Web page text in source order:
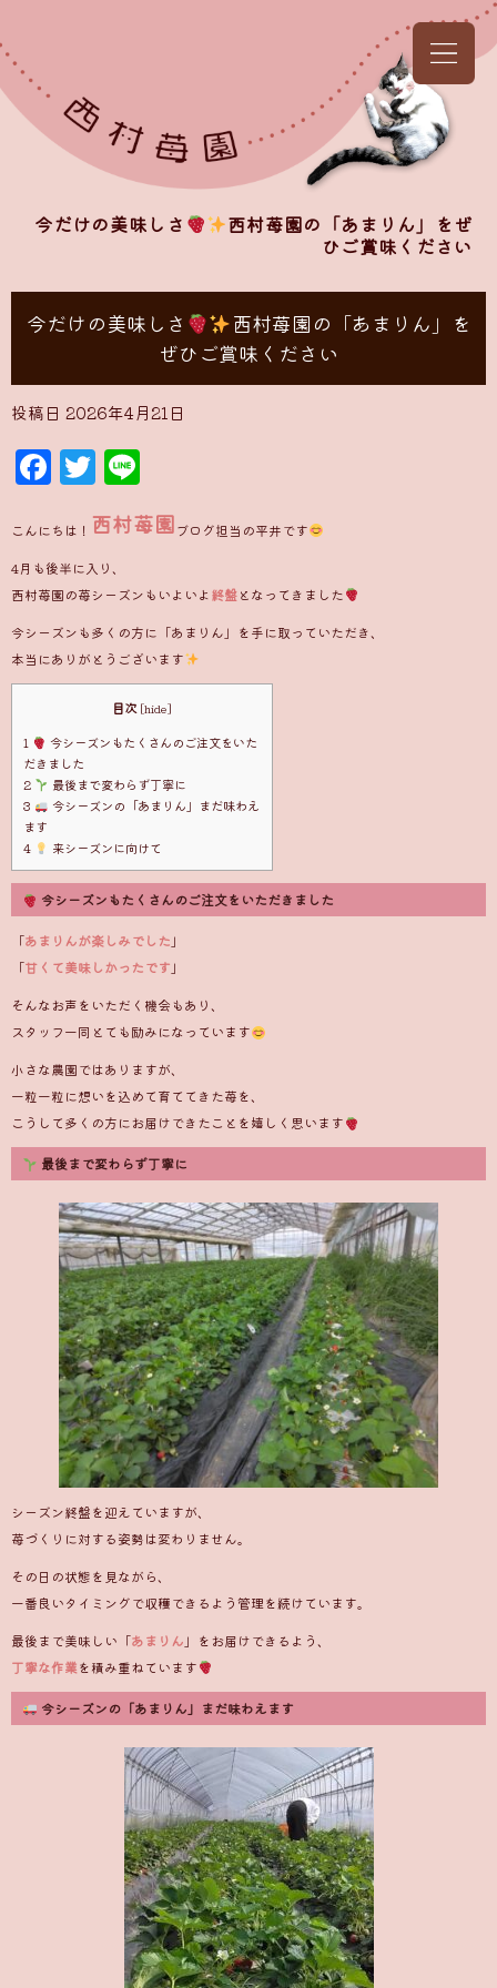
今だけの美味しさ
西村苺園の「あまりん」をぜ
ひご賞味ください
今だけの美味しさ
西村苺園の「あまりん」を
ぜひご賞味ください
投稿日 2026年4月21日
Facebook
Twitter
こんにちは！ 西村苺園ブログ担当の平井です
4月も後半に入り、
西村苺園の苺シーズンもいよいよ終盤となってきました
今シーズンも多くの方に「あまりん」を手に取っていただき、
本当にありがとうございます
目次 [hide]
1
今シーズンもたくさんのご注文をいた
だきました
2
最後まで変わらず丁寧に
3
今シーズンの「あまりん」まだ味わえ
ます
4
来シーズンに向けて
今シーズンもたくさんのご注文をいただきました
「あまりんが楽しみでした 」
「甘くて美味しかったです 」
そんなお声をいただく機会もあり、
スタッフ一同とても励みになっています
小さな農園ではありますが、
一粒一粒に想いを込めて育ててきた苺を、
こうして多くの方にお届けできたことを嬉しく思います
最後まで変わらず丁寧に
シーズン終盤を迎えていますが、
苺づくりに対する姿勢は変わりません。
その日の状態を見ながら、
一番良いタイミングで収穫できるよう管理を続けています。
最後まで美味しい「あまりん 」をお届けできるよう、
丁寧な作業を積み重ねています
今シーズンの「あまりん」まだ味わえます